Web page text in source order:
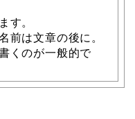
す。
前は文章の後に。
くのが一般的で